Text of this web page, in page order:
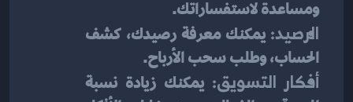
ومساعدة لاستفساراتك.
الرصيد:
الحساب، وطلب سحب الأرباح.
أفكار التسويق: يمكنك زيادة نسبة